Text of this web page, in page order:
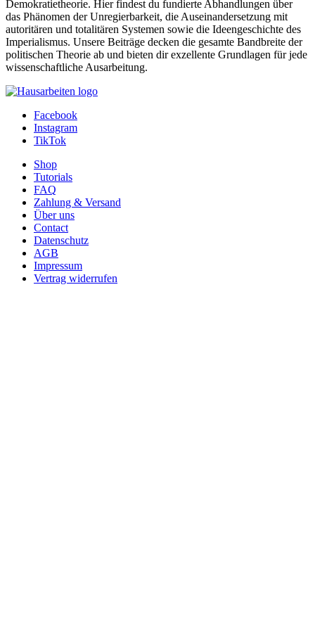
Autor:in:David Wagner (Autor:in)
Kategorie:Hausarbeit , 2023 , Note: 2,0
Preis:US$ 15,99
Die Idee des "Degrowth-Kommunismus". Zu Kohei Saitos
Buch "Systemsturz"
Autor:in:Geert Naber (Autor:in)
Kategorie:
Preis:US$ 0,99
Mitleid in der politischen Ordnungskonzeption Martha C.
Nussbaums. Mitleid als kognitives Urteil und politische
Emotion
Autor:in:Florian Kommer (Autor:in)
Kategorie:
Preis:US$ 18,99
Zeige
25 50
...81>